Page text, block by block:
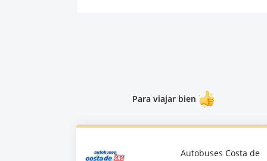
Para viajar bien
Autobuses Costa de